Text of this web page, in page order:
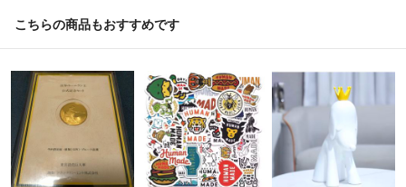
こちらの商品もおすすめです